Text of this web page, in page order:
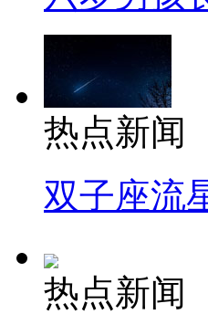
热点新闻
双子座流
热点新闻